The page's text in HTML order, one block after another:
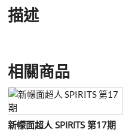
新・
幪
SHOCKER
SIDE
-
第
2
描述
相關商品
新幪面超人 SPIRITS 第17期